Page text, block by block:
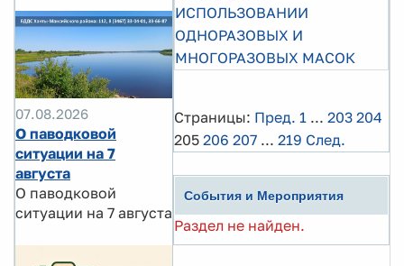
07.08.2026
О паводковой
ситуации на 7
августа
О паводковой
ситуации на 7 августа
ИСПОЛЬЗОВАНИИ
ОДНОРАЗОВЫХ И
МНОГОРАЗОВЫХ МАСОК
Страницы: Пред. 1 ... 203 204
205 206 207 ... 219 След.
События и Мероприятия
Раздел не найден.